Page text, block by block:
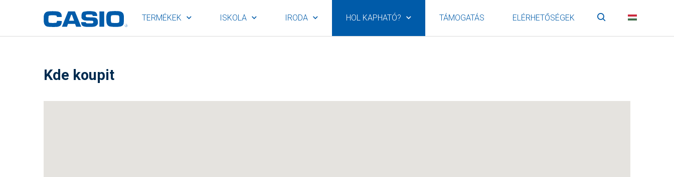
TERMÉKEK ISKOLA IRODA HOL KAPHATÓ? TÁMOGATÁS ELÉRHETŐSÉGEK Keresés
Kde koupit